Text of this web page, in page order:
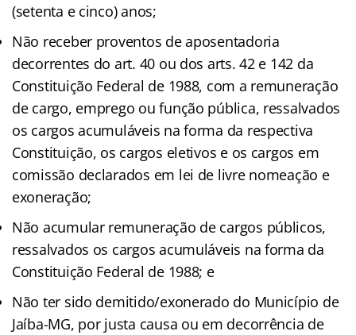
(setenta e cinco) anos;
Não receber proventos de aposentadoria
decorrentes do art. 40 ou dos arts. 42 e 142 da
Constituição Federal de 1988, com a remuneração
de cargo, emprego ou função pública, ressalvados
os cargos acumuláveis na forma da respectiva
Constituição, os cargos eletivos e os cargos em
comissão declarados em lei de livre nomeação e
exoneração;
Não acumular remuneração de cargos públicos,
ressalvados os cargos acumuláveis na forma da
Constituição Federal de 1988; e
Não ter sido demitido/exonerado do Município de
Jaíba-MG, por justa causa ou em decorrência de